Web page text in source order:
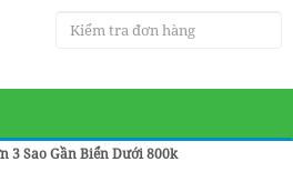
3 Sao Gần Biển Dưới 800k